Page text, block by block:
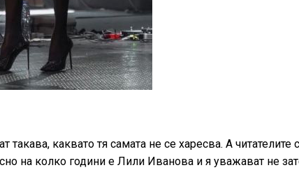
каквато тя самата не се харесва. А читателите
на колко години е Лили Иванова и я уважават не